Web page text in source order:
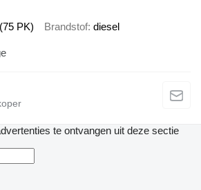
PK) Brandstof diesel
te ontvangen uit deze sectie